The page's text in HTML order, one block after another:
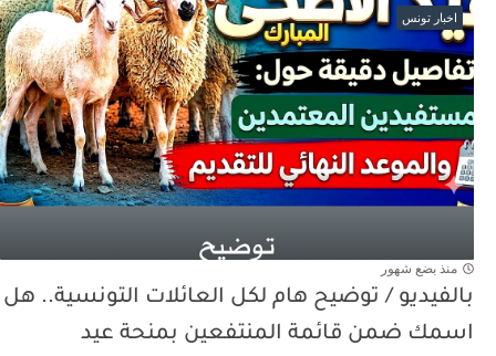
اخبار تونس
منذ بضع شهور
بالفيديو / توضيح هام لكل العائلات التونسية.. هل
اسمك ضمن قائمة المنتفعين بمنحة عيد